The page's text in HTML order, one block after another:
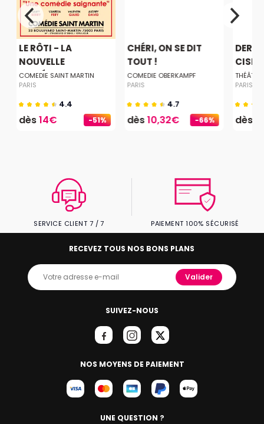
-51%
LE RÔTI - LA
NOUVELLE
COMÉDIE...
COMEDIE SAINT MARTIN
PARIS
4.4
dès14€ -66%
CHÉRI, ON SE DIT
TOUT !
COMEDIE OBERKAMPF
PARIS
4.7
dès10,32€
PARIS
dès
SERVICE CLIENT 7 / 7 PAIEMENT 100% SÉCURISÉ
SUIVEZ-NOUS
NOS MOYENS DE PAIEMENT
RECEVEZ TOUS NOS BONS PLANS
Valider
UNE QUESTION ?